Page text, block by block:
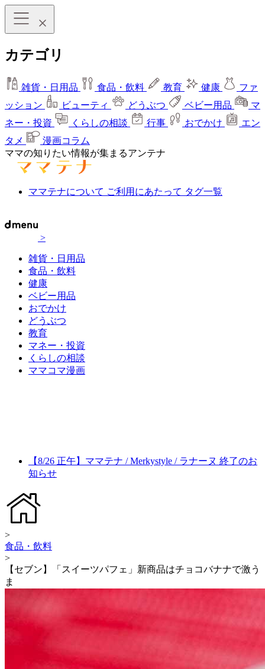
カテゴリ
雑貨・日用品 食品・飲料 教育 健康
ファ
ッション
ビューティ どうぶつ ベビー用品
マ
ネー・投資
くらしの相談 行事 おでかけ
エン
タメ
漫画コラム
ママの知りたい情報が集まるアンテナ
ママテナについて ご利用にあたって タグ一覧
>
雑貨・日用品
食品・飲料
健康
ベビー用品
おでかけ
どうぶつ
教育
マネー・投資
くらしの相談
ママコマ漫画
【8/26 正午】ママテナ / Merkystyle / ラナーヌ 終了のお
知らせ
>
食品・飲料
>
【セブン】「スイーツパフェ」新商品はチョコバナナで激う
ま